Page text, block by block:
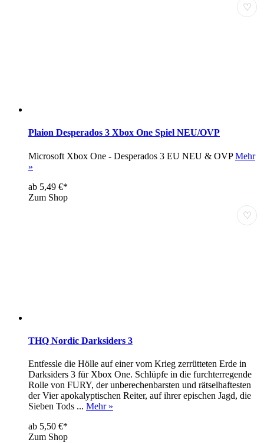
♡
Plaion Desperados 3 Xbox One Spiel NEU/OVP
Microsoft Xbox One - Desperados 3 EU NEU & OVPMehr
»
ab 5,49 €*
Zum Shop
♡
THQ Nordic Darksiders 3
Entfessle die Hölle auf einer vom Krieg zerrütteten Erde in
Darksiders 3 für Xbox One. Schlüpfe in die furchterregende
Rolle von FURY, der unberechenbarsten und rätselhaftesten
der Vier apokalyptischen Reiter, auf ihrer epischen Jagd, die
Sieben Tods ... Mehr »
ab 5,50 €*
Zum Shop